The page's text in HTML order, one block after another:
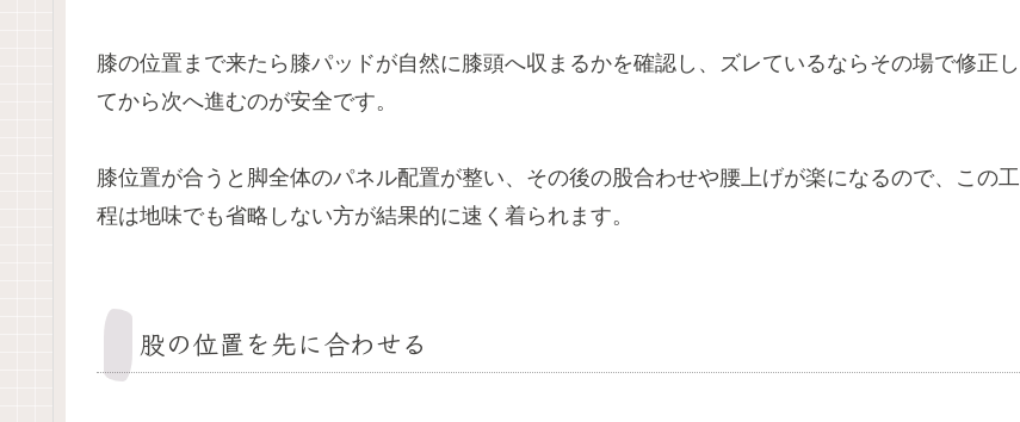
膝の位置まで来たら膝パッドが自然に膝頭へ収まるかを確認し、ズレているならその場で修正し
てから次へ進むのが安全です。
膝位置が合うと脚全体のパネル配置が整い、その後の股合わせや腰上げが楽になるので、この工
程は地味でも省略しない方が結果的に速く着られます。
股の位置を先に合わせる